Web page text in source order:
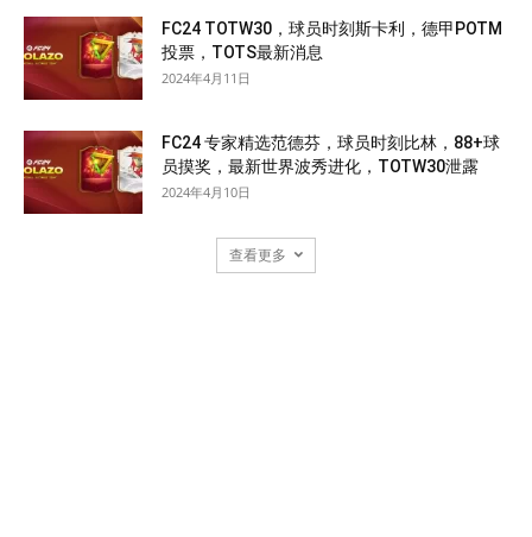
FC24 TOTW30，球员时刻斯卡利，德甲POTM
投票，TOTS最新消息
2024年4月11日
FC24 专家精选范德芬，球员时刻比林，88+球
员摸奖，最新世界波秀进化，TOTW30泄露
2024年4月10日
查看更多